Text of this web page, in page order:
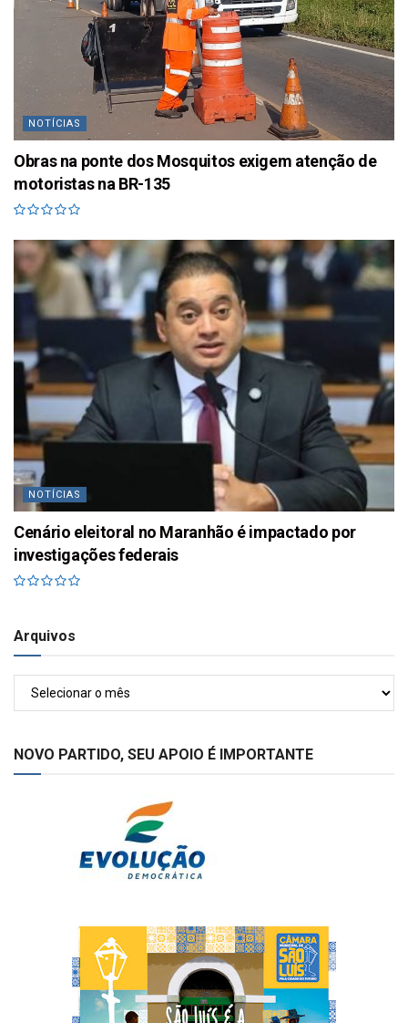
NOTÍCIAS
Obras na ponte dos Mosquitos exigem atenção de
motoristas na BR-135
NOTÍCIAS
Cenário eleitoral no Maranhão é impactado por
investigações federais
Arquivos
Arquivos
NOVO PARTIDO, SEU APOIO É IMPORTANTE